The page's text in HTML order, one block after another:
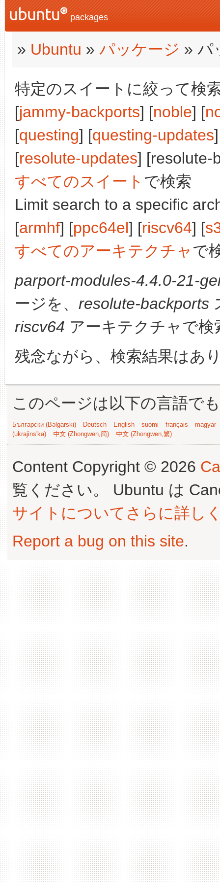
packages
» Ubuntu » パッケージ » パ
特定のスイートに絞って検
[jammy-backports] [noble] [
[questing] [questing-updates
[resolute-updates] [resolute-
すべてのスイート で検索
Limit search to a specific
[armhf] [ppc64el] [riscv64] [
すべてのアーキテクチャで
parport-modules-4.4.0-21-
ージを、 resolute-backports
riscv64 アーキテクチャで検
残念ながら、検索結果はあ
このページは以下の言語で
Български (Bəlgarski) Deutsch English suomi français
magyar
(ukrajins'ka)
中文 (Zhongwen,简) 中文 (Zhongwen,繁)
Content Copyright © 2026
覧ください。 Ubuntu は
サイトについてさらに詳し
Report a bug on this site.